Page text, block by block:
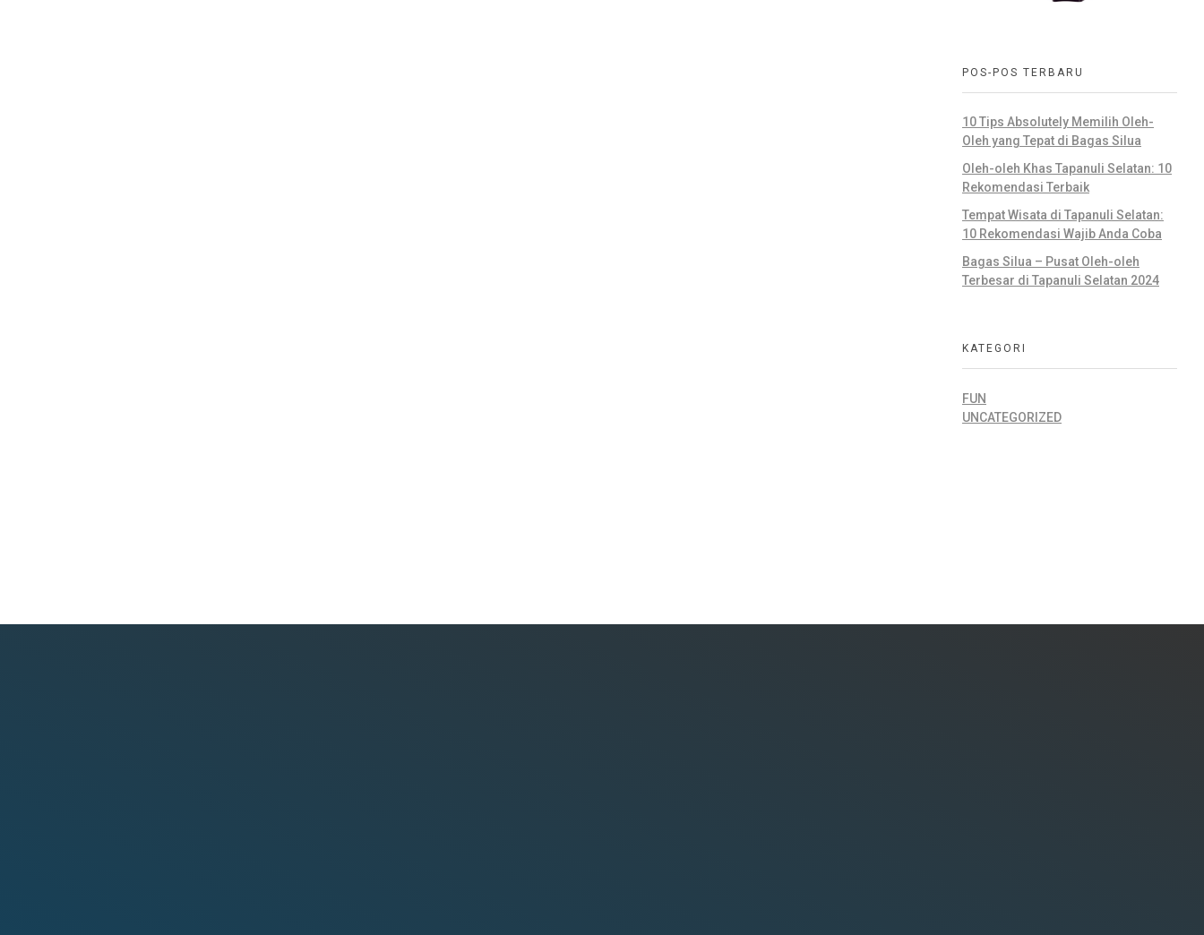
POS-POS TERBARU
10 Tips Absolutely Memilih Oleh-
Oleh yang Tepat di Bagas Silua
Oleh-oleh Khas Tapanuli Selatan: 10
Rekomendasi Terbaik
Tempat Wisata di Tapanuli Selatan:
10 Rekomendasi Wajib Anda Coba
Bagas Silua – Pusat Oleh-oleh
Terbesar di Tapanuli Selatan 2024
KATEGORI
FUN
UNCATEGORIZED